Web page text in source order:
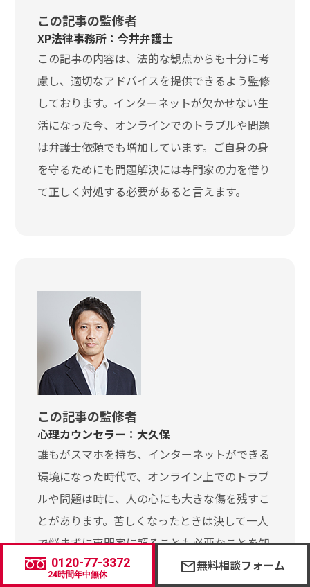
この記事の監修者
XP法律事務所：今井弁護士
この記事の内容は、法的な観点からも十分に考
慮し、適切なアドバイスを提供できるよう監修
しております。インターネットが欠かせない生
活になった今、オンラインでのトラブルや問題
は弁護士依頼でも増加しています。ご自身の身
を守るためにも問題解決には専門家の力を借り
て正しく対処する必要があると言えます。
この記事の監修者
心理カウンセラー：大久保
誰もがスマホを持ち、インターネットができる
環境になった時代で、オンライン上でのトラブ
ルや問題は時に、人の心にも大きな傷を残すこ
とがあります。苦しくなったときは決して一人
で悩まずに専門家に頼ることも必要なことを知
っていただけたらと思います。カウンセラーの
0120-77-3372
24時間年中無休 mail無料相談フォーム